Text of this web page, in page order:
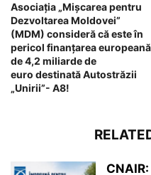
Asociația „Mișcarea pentru
Dezvoltarea Moldovei”
(MDM) consideră că este în
pericol finanțarea europeană
de 4,2 miliarde de
euro destinată Autostrăzii
„Unirii”- A8!